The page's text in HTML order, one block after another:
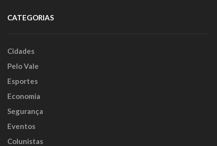
CATEGORIAS
Cidades
Pelo Vale
Esportes
Economia
Segurança
Eventos
Colunistas